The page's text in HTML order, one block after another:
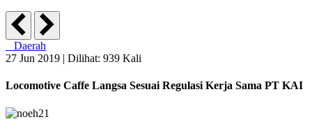
Daerah
27 Jun 2019 | Dilihat: 939 Kali
Locomotive Caffe Langsa Sesuai Regulasi Kerja Sama PT KAI